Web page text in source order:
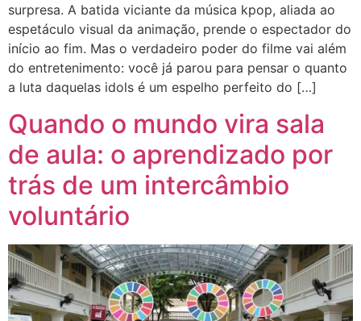
surpresa. A batida viciante da música kpop, aliada ao
espetáculo visual da animação, prende o espectador do
início ao fim. Mas o verdadeiro poder do filme vai além
do entretenimento: você já parou para pensar o quanto
a luta daquelas idols é um espelho perfeito do […]
Quando o mundo vira sala
de aula: o aprendizado por
trás de um intercâmbio
voluntário